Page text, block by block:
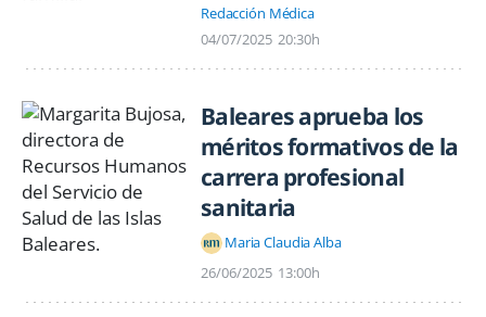
Redacción Médica
04/07/2025 20:30h
Baleares aprueba los
méritos formativos de la
carrera profesional
sanitaria
Maria Claudia Alba
26/06/2025 13:00h